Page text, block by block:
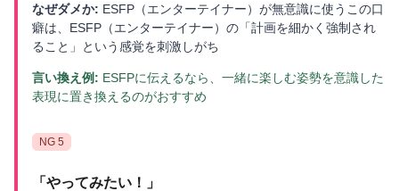
なぜダメか: ESFP（エンターテイナー）が無意識に使うこの口
癖は、ESFP（エンターテイナー）の「計画を細かく強制され
ること」という感覚を刺激しがち
言い換え例: ESFPに伝えるなら、一緒に楽しむ姿勢を意識した
表現に置き換えるのがおすすめ
NG 5
「 やってみたい！ 」